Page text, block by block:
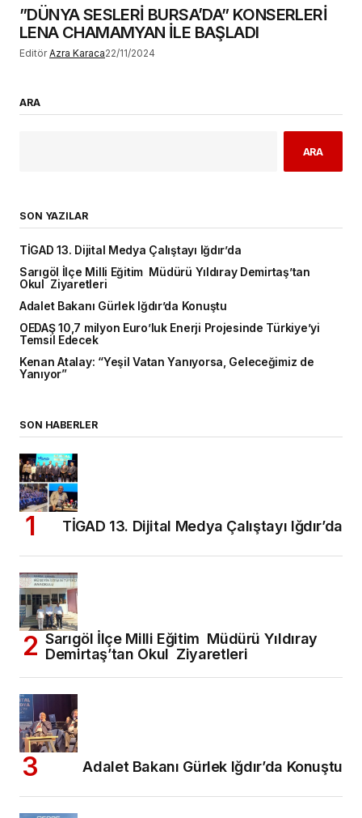
”DÜNYA SESLERİ BURSA’DA” KONSERLERİ
LENA CHAMAMYAN İLE BAŞLADI
Editör Azra Karaca22/11/2024
ARA
ARA
SON YAZILAR
TİGAD 13. Dijital Medya Çalıştayı Iğdır’da
Sarıgöl İlçe Milli Eğitim Müdürü Yıldıray Demirtaş’tan
Okul Ziyaretleri
Adalet Bakanı Gürlek Iğdır’da Konuştu
OEDAŞ 10,7 milyon Euro’luk Enerji Projesinde Türkiye’yi
Temsil Edecek
Kenan Atalay: “Yeşil Vatan Yanıyorsa, Geleceğimiz de
Yanıyor”
SON HABERLER
TİGAD 13. Dijital Medya Çalıştayı Iğdır’da
Sarıgöl İlçe Milli Eğitim Müdürü Yıldıray
Demirtaş’tan Okul Ziyaretleri
Adalet Bakanı Gürlek Iğdır’da Konuştu